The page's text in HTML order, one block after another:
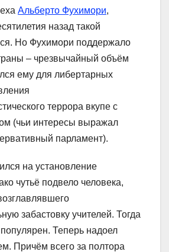
Альберто Фухимори,
назад такой
Но Фухимори поддержало
– чрезвычайный объём
ему для либертарных
террора вкупе с
(чьи интересы выражал
парламент).
на установление
чутьё подвело человека,
забастовку учителей. Тогда
Теперь надоел
Причём всего за полтора